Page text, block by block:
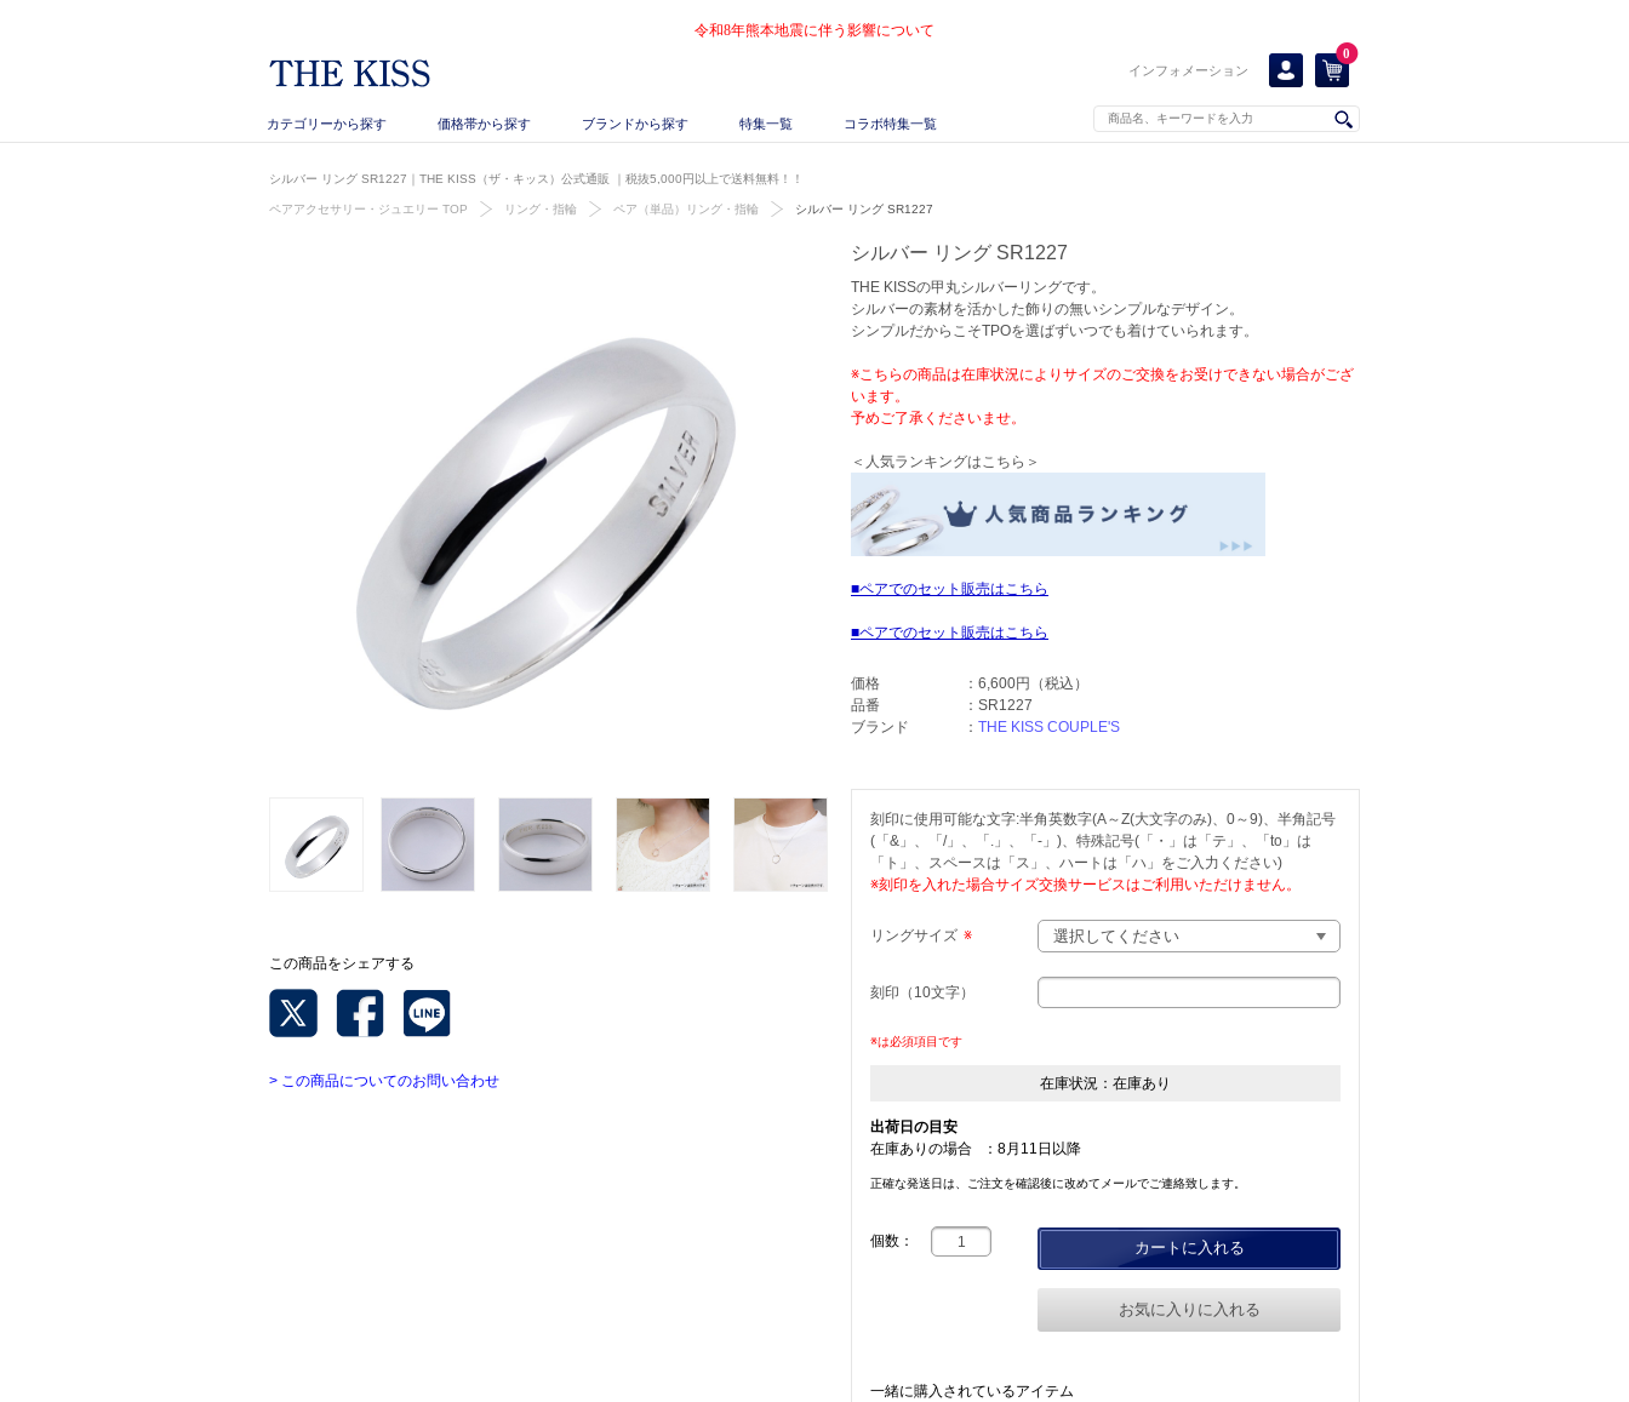
令和8年熊本地震に伴う影響について
インフォメーション
0
カテゴリーから探す 価格帯から探す ブランドから探す 特集一覧 コラボ特集一覧
シルバー リング SR1227｜THE KISS（ザ・キッス）公式通販 ｜税抜5,000円以上で送料無料！！
ペアアクセサリー・ジュエリー TOP リング・指輪 ペア（単品）リング・指輪 シルバー リング SR1227
この商品をシェアする
> この商品についてのお問い合わせ
シルバー リング SR1227
THE KISSの甲丸シルバーリングです。
シルバーの素材を活かした飾りの無いシンプルなデザイン。
シンプルだからこそTPOを選ばずいつでも着けていられます。
※こちらの商品は在庫状況によりサイズのご交換をお受けできない場合がござ
います。
予めご了承くださいませ。
＜人気ランキングはこちら＞
ペアでのセット販売はこちら
ペアでのセット販売はこちら
価格 ： 6,600円
（税込）
品番
： SR1227
ブランド
： THE KISS COUPLE'S
刻印に使用可能な文字:半角英数字(A～Z(大文字のみ)、0～9)、半角記号
(「&」、「/」、「.」、「-」)、特殊記号(「・」は「テ」、「to」は
「ト」、スペースは「ス」、ハートは「ハ」をご入力ください)
※刻印を入れた場合サイズ交換サービスはご利用いただけません。
リングサイズ ※
刻印（10文字）
※は必須項目です
在庫状況： 在庫あり
出荷日の目安
在庫ありの場合
： 8月11日以降
正確な発送日は、ご注文を確認後に改めてメールでご連絡致します。
個数： カートに入れる
お気に入りに入れる
一緒に購入されているアイテム